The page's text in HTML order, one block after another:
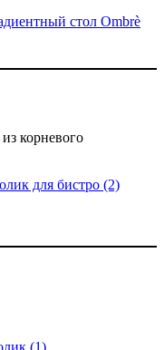
из корневого